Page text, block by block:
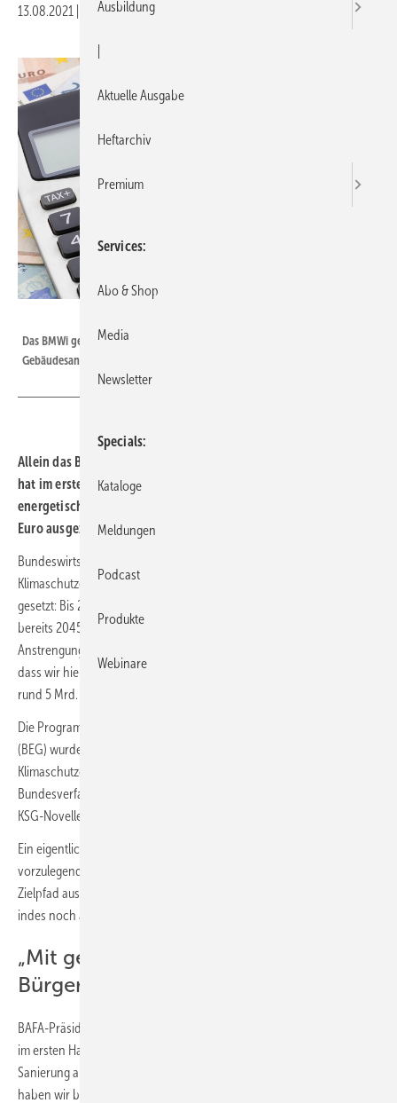
13.08.2021 Druckvorschau
Das BMWi geht davon aus, dass 2021 rund 5 Mrd. Euro für die energetische
Gebäudesanierung bewilligt werden.
Allein das Bundesamt für Wirtschaft und Ausfuhrkontrolle (BAFA)
hat im ersten Halbjahr 2021 mehr als 2,7 Mrd. Euro für die
energetische Gebäudesanierung bewilligt und rund 610 Mio.
Euro ausgezahlt.
Bundeswirtschaftsminister Altmaier: „Mit der Novelle des Bundes-
Klimaschutzgesetzes hat sich die Bundesregierung ambitionierte Ziele
gesetzt: Bis 2030 wollen wir den CO
bereits 2045 Klimaneutralität erreichen. Dazu brauchen wir erhebliche
Anstrengungen im Gebäudebereich. Die hohe Nachfrage bestätigt,
dass wir hier auf dem richtigen Weg sind. In diesem Jahr werden wir
rund 5 Mrd. Euro für die energetische Gebäudesanierung bewilligen!“
Die Programme rund um die Bundesförderung für effiziente Gebäude
(BEG) wurden allerdings schon lange bevor die Novelle des Bundes-
Klimaschutzgesetzes (
Bundesverfassungsgerichts angestoßen wurde aufgelegt. Parallel zur
KSG-Novelle wurde lediglich der Fördertopf für die BEG aufgestockt.
Ein eigentlich bis zum 15. Juli 2021 vom Bundesinnenministerium
vorzulegendes Sofortprogramm, mit dem der Gebäudesektor den
Zielpfad aus dem Bundes-Klimaschutzgesetz erreichen kann, steht
indes noch aus.
„Mit gezielten Förderanreizen für die
Bürger gelingt Klimaschutz.“
BAFA-Präsident Torsten Safarik: „Mit rund 610 Mio. Euro hat das BAFA
im ersten Halbjahr bereits mehr Fördermittel für die energetische
Sanierung ausgezahlt als im gesamten Jahr 2020. Und dieses Jahr
haben wir bereits über 150 000 Anträge für die Bundesförderung für
Ausbildung
Aktuelle Ausgabe
Heftarchiv
Premium
Services
Abo & Shop
Media
Newsletter
Specials
Kataloge
Meldungen
Podcast
Produkte
Webinare